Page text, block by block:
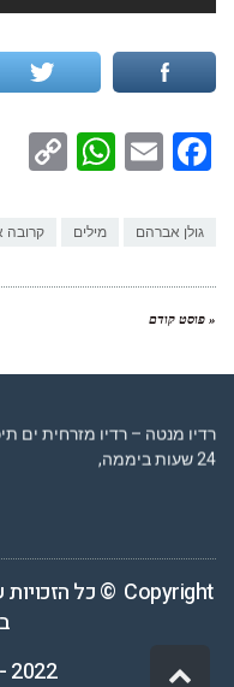
Facebook
Email
גולן אברהם מילים קרובה
« פוסט קודם
רדיו מנטה – רדיו מזרחית ים
24 שעות ביממה,
Copyright © כל הזכויות שמורות ל-
2022 - 2003